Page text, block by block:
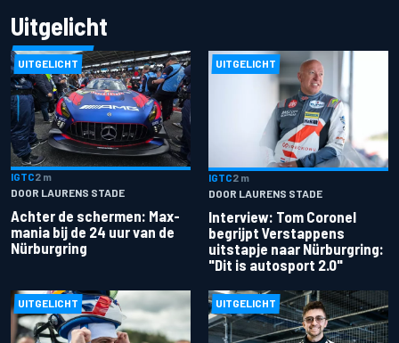
Uitgelicht
UITGELICHT
IGTC2 m
DOOR LAURENS STADE
Achter de schermen: Max-
mania bij de 24 uur van de
Nürburgring
UITGELICHT
IGTC2 m
DOOR LAURENS STADE
Interview: Tom Coronel
begrijpt Verstappens
uitstapje naar Nürburgring:
"Dit is autosport 2.0"
UITGELICHT UITGELICHT